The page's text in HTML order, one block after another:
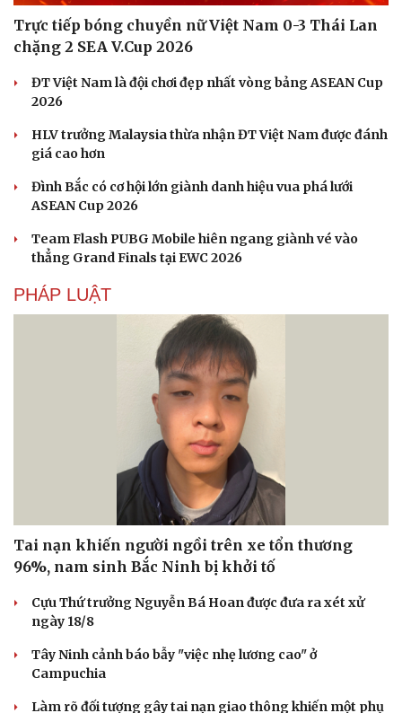
Trực tiếp bóng chuyền nữ Việt Nam 0-3 Thái Lan
chặng 2 SEA V.Cup 2026
ĐT Việt Nam là đội chơi đẹp nhất vòng bảng ASEAN Cup
2026
HLV trưởng Malaysia thừa nhận ĐT Việt Nam được đánh
giá cao hơn
Đình Bắc có cơ hội lớn giành danh hiệu vua phá lưới
ASEAN Cup 2026
Team Flash PUBG Mobile hiên ngang giành vé vào
thẳng Grand Finals tại EWC 2026
PHÁP LUẬT
Tai nạn khiến người ngồi trên xe tổn thương
96%, nam sinh Bắc Ninh bị khởi tố
Cựu Thứ trưởng Nguyễn Bá Hoan được đưa ra xét xử
ngày 18/8
Tây Ninh cảnh báo bẫy "việc nhẹ lương cao" ở
Campuchia
Làm rõ đối tượng gây tai nạn giao thông khiến một phụ